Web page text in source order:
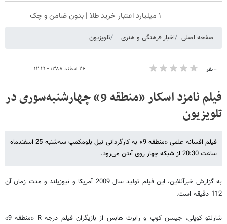
۱ میلیارد اعتبار خرید طلا | بدون ضامن و چک
صفحه اصلی اخبار فرهنگی و هنری تلویزیون
۰ نفر ۲۴ اسفند ۱۳۸۸ - ۱۲:۲۱
فیلم نامزد اسکار «منطقه 9» چهارشنبه‌سوری در
تلویزیون
فیلم افسانه علمی «منطقه 9» به کارگردانی نیل بلومکمپ سه‌شنبه 25 اسفندماه
ساعت 20:30 از شبکه چهار روی آنتن می‌رود.
به گزارش خبرآنلاین، این فیلم تولید سال 2009 آمریکا و نیوزیلند و مدت زمان آن
112 دقیقه است.
شارلتو کوپلی، جیسن کوپ و رابرت هابس از بازیگران فیلم درجه R «منطقه 9»